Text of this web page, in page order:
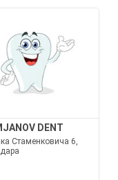
DENT
Стаменковича 6,